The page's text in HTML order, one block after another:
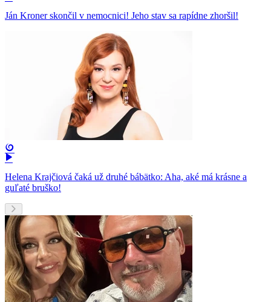
Ján Kroner skončil v nemocnici! Jeho stav sa rapídne zhoršil!
Helena Krajčiová čaká už druhé bábätko: Aha, aké má krásne a
guľaté bruško!